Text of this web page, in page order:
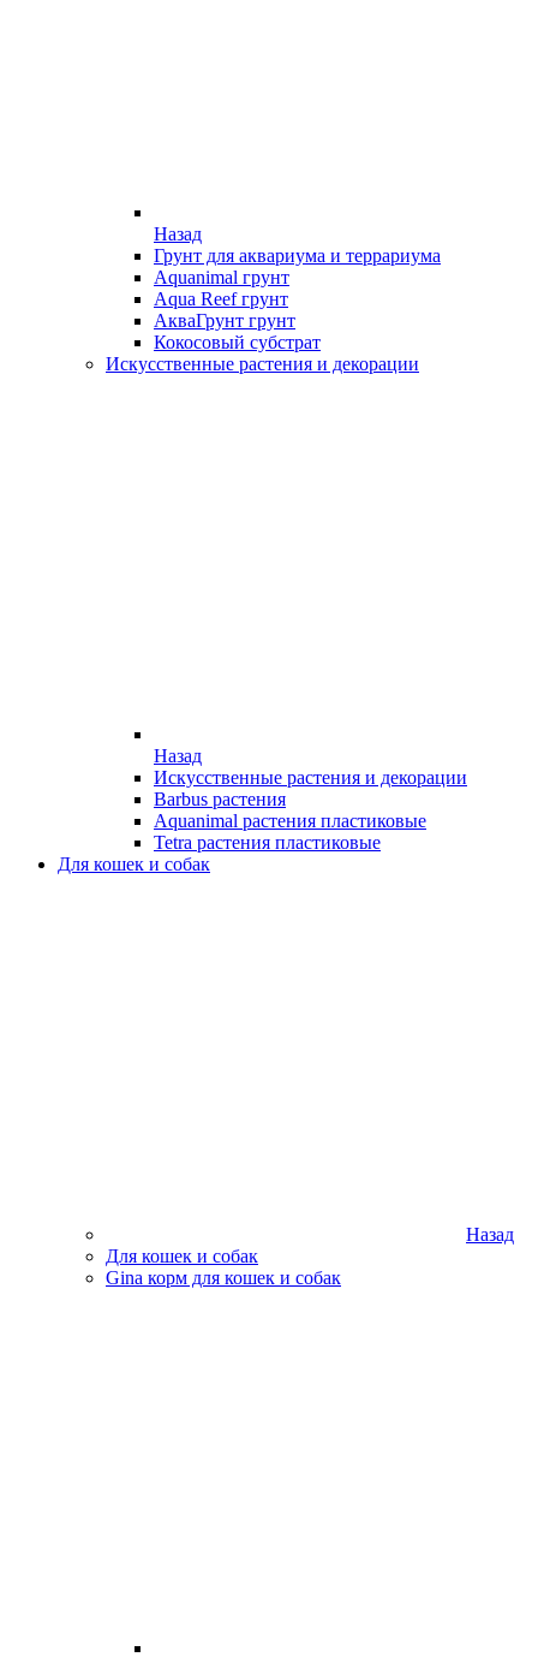
Назад
Грунт для аквариума и террариума
Aquanimal грунт
Aqua Reef грунт
АкваГрунт грунт
Кокосовый субстрат
Искусственные растения и декорации
Назад
Искусственные растения и декорации
Barbus растения
Aquanimal растения пластиковые
Tetra растения пластиковые
Для кошек и собак
Назад
Для кошек и собак
Gina корм для кошек и собак